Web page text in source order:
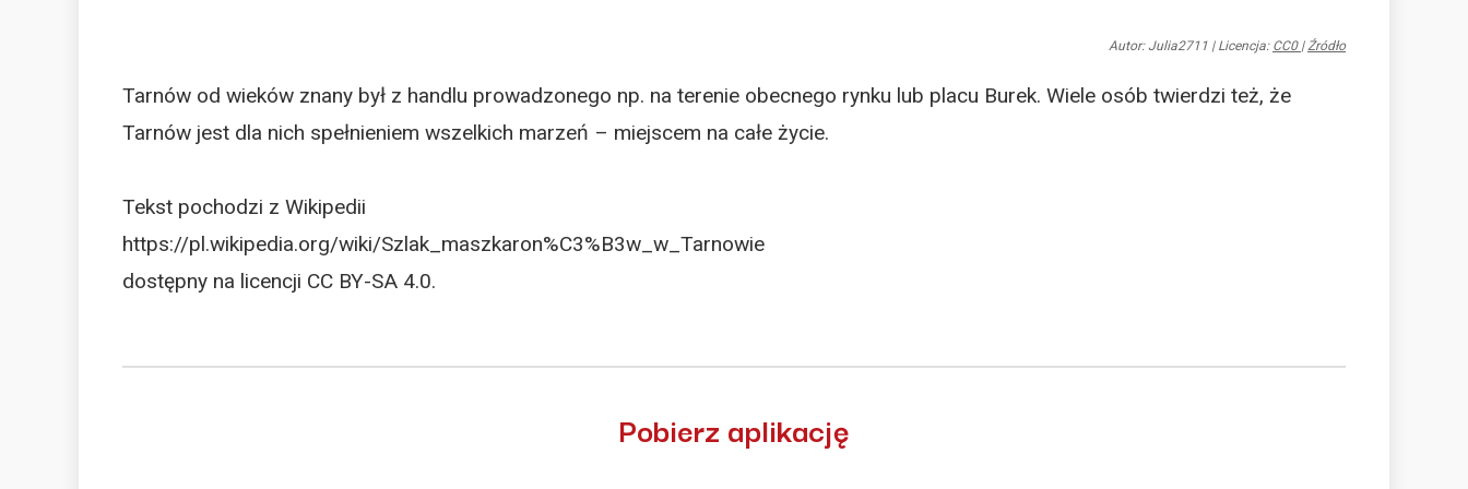
Autor: Julia2711 | Licencja: CC0 |Źródło
Tarnów od wieków znany był z handlu prowadzonego np. na terenie obecnego rynku lub placu Burek. Wiele osób twierdzi też, że
Tarnów jest dla nich spełnieniem wszelkich marzeń – miejscem na całe życie.
Tekst pochodzi z Wikipedii
https://pl.wikipedia.org/wiki/Szlak_maszkaron%C3%B3w_w_Tarnowie
dostępny na licencji CC BY-SA 4.0.
Pobierz aplikację